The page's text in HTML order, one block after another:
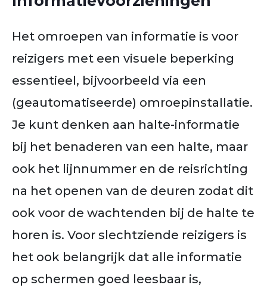
Het omroepen van informatie is voor
reizigers met een visuele beperking
essentieel, bijvoorbeeld via een
(geautomatiseerde) omroepinstallatie.
Je kunt denken aan halte-informatie
bij het benaderen van een halte, maar
ook het lijnnummer en de reisrichting
na het openen van de deuren zodat dit
ook voor de wachtenden bij de halte te
horen is. Voor slechtziende reizigers is
het ook belangrijk dat alle informatie
op schermen goed leesbaar is,